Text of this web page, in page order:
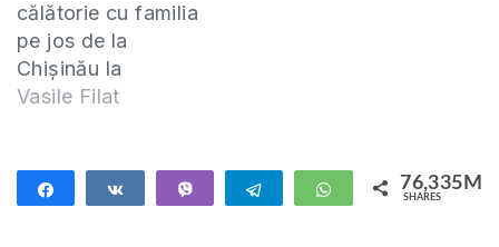
călătorie cu familia
pe jos de la
Chişinău la
Hânceşti, pe traseul
să facem din nou o
călătorie cu familia,
Vasile Filat
Share Share Telegram WhatsApp76,335M
SHARES